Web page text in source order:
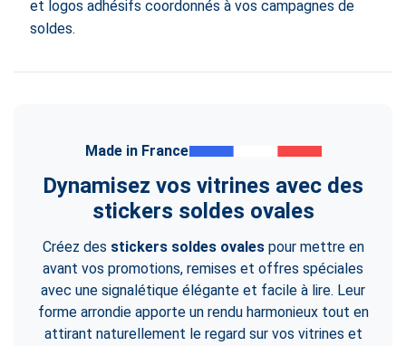
et logos adhésifs coordonnés à vos campagnes de
soldes.
Made in France
Dynamisez vos vitrines avec des
stickers soldes ovales
Créez des stickers soldes ovalespour mettre en
avant vos promotions, remises et offres spéciales
avec une signalétique élégante et facile à lire. Leur
forme arrondie apporte un rendu harmonieux tout en
attirant naturellement le regard sur vos vitrines et